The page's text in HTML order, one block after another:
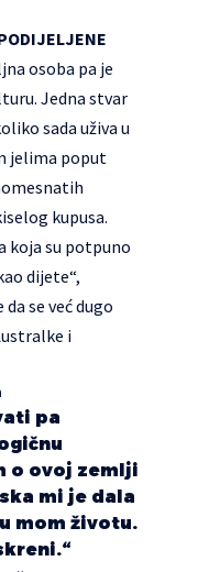
osoba pa je
Jedna stvar
sada uživa u
jelima poput
kupusa.
koja su potpuno
dijete“,
da se već dugo
i
pa
o ovoj zemlji
mi je dala
mom životu.